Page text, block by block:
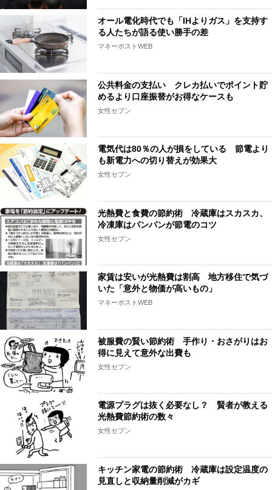
オール電化時代でも「IHよりガス」を支持す
る人たちが語る使い勝手の差
マネーポストWEB
公共料金の支払い クレカ払いでポイント貯
めるより口座振替がお得なケースも
女性セブン
電気代は80％の人が損をしている 節電より
も新電力への切り替えが効果大
女性セブン
光熱費と食費の節約術 冷蔵庫はスカスカ、
冷凍庫はパンパンが節電のコツ
女性セブン
家賃は安いが光熱費は割高 地方移住で気づ
いた「意外と物価が高いもの」
マネーポストWEB
被服費の賢い節約術 手作り・おさがりはお
得に見えて意外な出費も
女性セブン
電源プラグは抜く必要なし？ 賢者が教える
光熱費節約術の数々
女性セブン
キッチン家電の節約術 冷蔵庫は設定温度の
見直しと収納量削減がカギ